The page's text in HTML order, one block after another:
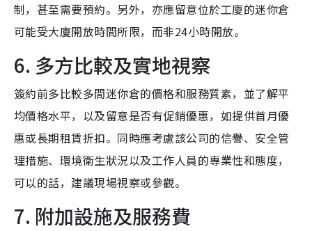
制，甚至需要預約。另外，亦應留意位於工廈的迷你倉
可能受大廈開放時間所限，而非24小時開放。
6. 多方比較及實地視察
簽約前多比較多間迷你倉的價格和服務質素，並了解平
均價格水平，以及留意是否有促銷優惠，如提供首月優
惠或長期租賃折扣。同時應考慮該公司的信譽、安全管
理措施、環境衛生狀況以及工作人員的專業性和態度，
可以的話，建議現場視察或參觀。
7. 附加設施及服務費